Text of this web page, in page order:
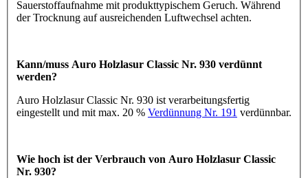
Sauerstoffaufnahme mit produkttypischem Geruch. Während
der Trocknung auf ausreichenden Luftwechsel achten.
Kann/muss Auro Holzlasur Classic Nr. 930 verdünnt
werden?
Auro Holzlasur Classic Nr. 930 ist verarbeitungsfertig
eingestellt und mit max. 20 % Verdünnung Nr. 191 verdünnbar.
Wie hoch ist der Verbrauch von Auro Holzlasur Classic
Nr. 930?